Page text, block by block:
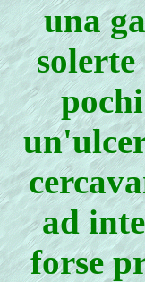
una
ad
forse